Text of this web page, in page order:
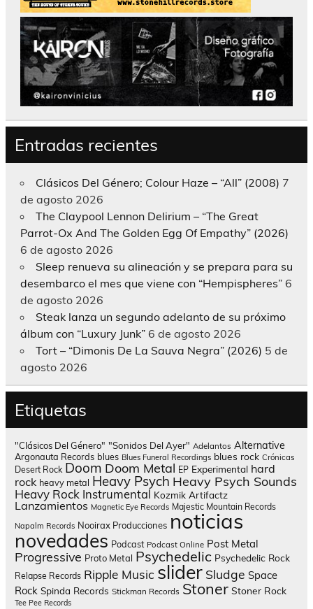
Entradas recientes
Clásicos Del Género; Colour Haze – “All” (2008) 7
de agosto 2026
The Claypool Lennon Delirium – “The Great
Parrot-Ox And The Golden Egg Of Empathy” (2026)
6 de agosto 2026
Sleep renueva su alineación y se prepara para su
desembarco el mes que viene con “Hempispheres” 6
de agosto 2026
Steak lanza un segundo adelanto de su próximo
álbum con “Luxury Junk” 6 de agosto 2026
Tort – “Dimonis De La Sauva Negra” (2026) 5 de
agosto 2026
Etiquetas
"Clásicos Del Género" "Sonidos Del Ayer" Adelantos Alternative
Argonauta Records blues Blues Funeral Recordings blues rock Crónicas
Desert Rock Doom Doom Metal EP Experimental hard
rock heavy metal Heavy Psych Heavy Psych Sounds
Heavy Rock Instrumental Kozmik Artifactz
Lanzamientos Magnetic Eye Records Majestic Mountain Records
Napalm Records Nooirax Producciones noticias
novedades Podcast Podcast Online Post Metal
Progressive Proto Metal Psychedelic Psychedelic Rock
Relapse Records Ripple Music slider Sludge Space
Rock Spinda Records Stickman Records Stoner Stoner Rock
Tee Pee Records